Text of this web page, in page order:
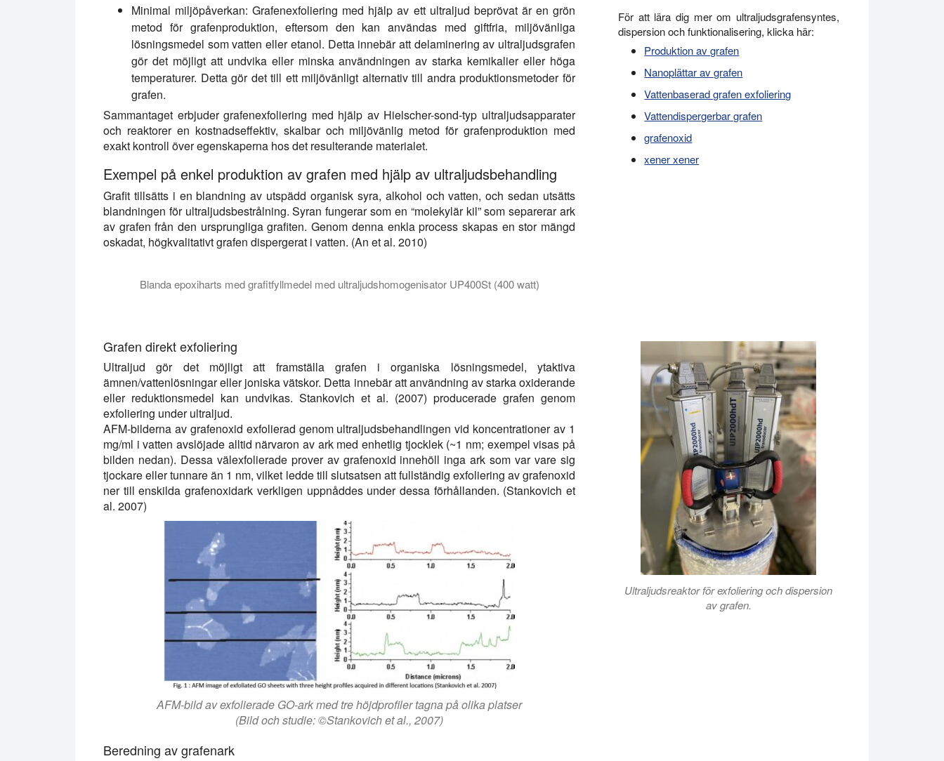
Minimal miljöpåverkan: Grafenexfoliering med hjälp av ett ultraljud beprövat är en grön
metod för grafenproduktion, eftersom den kan användas med giftfria, miljövänliga
lösningsmedel som vatten eller etanol. Detta innebär att delaminering av ultraljudsgrafen
gör det möjligt att undvika eller minska användningen av starka kemikalier eller höga
temperaturer. Detta gör det till ett miljövänligt alternativ till andra produktionsmetoder för
grafen.
Sammantaget erbjuder grafenexfoliering med hjälp av Hielscher-sond-typ ultraljudsapparater
och reaktorer en kostnadseffektiv, skalbar och miljövänlig metod för grafenproduktion med
exakt kontroll över egenskaperna hos det resulterande materialet.
Exempel på enkel produktion av grafen med hjälp av ultraljudsbehandling
Grafit tillsätts i en blandning av utspädd organisk syra, alkohol och vatten, och sedan utsätts
blandningen för ultraljudsbestrålning. Syran fungerar som en “molekylär kil” som separerar ark
av grafen från den ursprungliga grafiten. Genom denna enkla process skapas en stor mängd
oskadat, högkvalitativt grafen dispergerat i vatten. (An et al. 2010)
Blanda epoxiharts med grafitfyllmedel med ultraljudshomogenisator UP400St (400 watt)
För att lära dig mer om ultraljudsgrafensyntes,
dispersion och funktionalisering, klicka här:
Produktion av grafen
Nanoplättar av grafen
Vattenbaserad grafen exfoliering
Vattendispergerbar grafen
grafenoxid
xener xener
Grafen direkt exfoliering
Ultraljud gör det möjligt att framställa grafen i organiska lösningsmedel, ytaktiva
ämnen/vattenlösningar eller joniska vätskor. Detta innebär att användning av starka oxiderande
eller reduktionsmedel kan undvikas. Stankovich et al. (2007) producerade grafen genom
exfoliering under ultraljud.
AFM-bilderna av grafenoxid exfolierad genom ultraljudsbehandlingen vid koncentrationer av 1
mg/ml i vatten avslöjade alltid närvaron av ark med enhetlig tjocklek (~1 nm; exempel visas på
bilden nedan). Dessa välexfolierade prover av grafenoxid innehöll inga ark som var vare sig
tjockare eller tunnare än 1 nm, vilket ledde till slutsatsen att fullständig exfoliering av grafenoxid
ner till enskilda grafenoxidark verkligen uppnåddes under dessa förhållanden. (Stankovich et
al. 2007)
AFM-bild av exfolierade GO-ark med tre höjdprofiler tagna på olika platser
(Bild och studie: ©Stankovich et al., 2007)
Beredning av grafenark
Ultraljudsreaktor för exfoliering och dispersion
av grafen.